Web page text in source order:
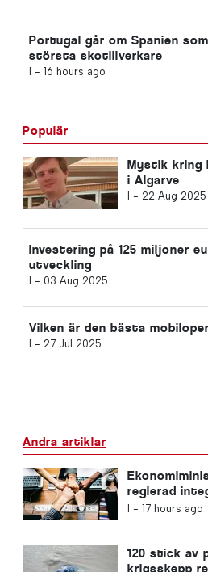
Portugal går om Spanien
största skotillverkare
I - 16 hours ago
Populär
Mystik kring
i Algarve
I - 22 Aug 2025
Investering på 125 miljoner
utveckling
I - 03 Aug 2025
Vilken är den bästa
I - 27 Jul 2025
Andra artiklar
reglerad
garanterar
I - 17 hours ago
120 stick av
krigsskepp